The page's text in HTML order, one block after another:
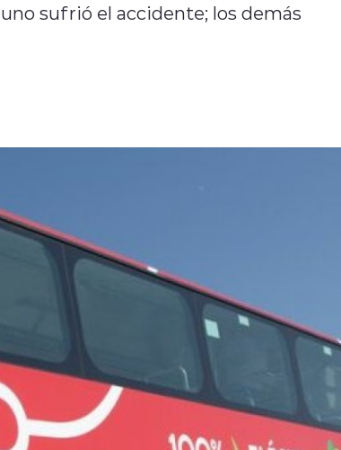
sufrió el accidente; los demás